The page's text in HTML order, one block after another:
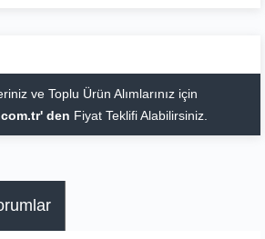
ve Toplu Ürün Alımlarınız için
den Fiyat Teklifi Alabilirsiniz.